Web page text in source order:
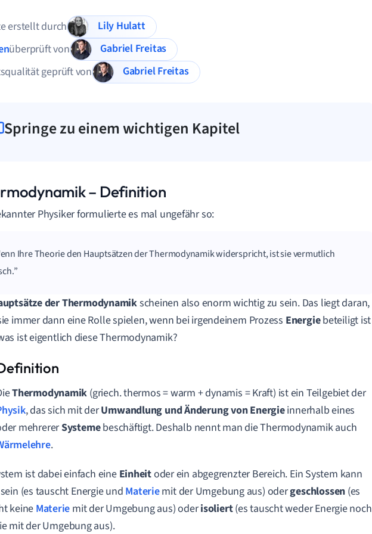
erstellt durch
Lily Hulatt
überprüft von
Gabriel Freitas
geprüft von
Gabriel Freitas
Springe zu einem wichtigen Kapitel
– Definition
Physiker formulierte es mal ungefähr so:
Ihre Theorie den Hauptsätzen der Thermodynamik widerspricht, ist sie vermutlich
der Thermodynamikscheinen also enorm wichtig zu sein. Das liegt daran,
immer dann eine Rolle spielen, wenn bei irgendeinem Prozess Energiebeteiligt ist
ist eigentlich diese Thermodynamik?
Thermodynamik (griech. thermos = warm + dynamis = Kraft) ist ein Teilgebiet der
, das sich mit derUmwandlung und Änderung von Energieinnerhalb eines
mehrererSystemebeschäftigt. Deshalb nennt man die Thermodynamik auch
.
ist dabei einfach eine Einheitoder ein abgegrenzter Bereich. Ein System kann
(es tauscht Energie und Materiemit der Umgebung aus) odergeschlossen (es
keineMaterie mit der Umgebung aus) oderisoliert(es tauscht weder Energie noch
mit der Umgebung aus).